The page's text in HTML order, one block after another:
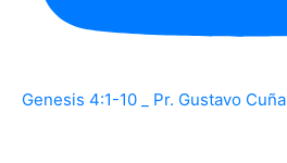
Genesis 4:1-10 _ Pr. Gustavo Cuña